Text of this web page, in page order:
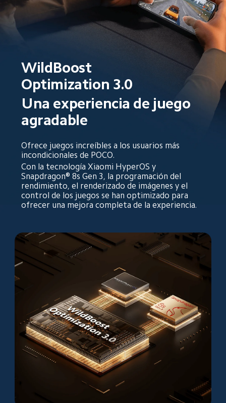
WildBoost
Optimization 3.0
Una experiencia de juego
agradable
Ofrece juegos increíbles a los usuarios más
incondicionales de POCO.
Con la tecnología Xiaomi HyperOS y
Snapdragon® 8s Gen 3, la programación del
rendimiento, el renderizado de imágenes y el
control de los juegos se han optimizado para
ofrecer una mejora completa de la experiencia.